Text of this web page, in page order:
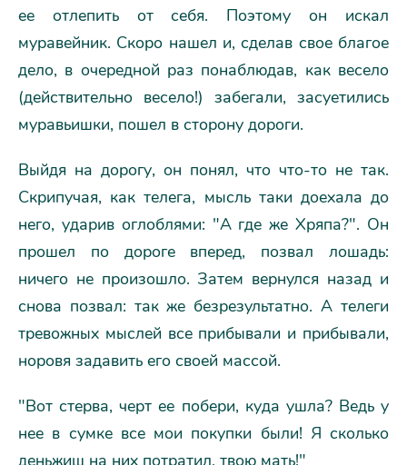
ее отлепить от себя. Поэтому он искал
муравейник. Скоро нашел и, сделав свое благое
дело, в очередной раз понаблюдав, как весело
(действительно весело!) забегали, засуетились
муравьишки, пошел в сторону дороги.
Выйдя на дорогу, он понял, что что-то не так.
Скрипучая, как телега, мысль таки доехала до
него, ударив оглоблями: "А где же Хряпа?". Он
прошел по дороге вперед, позвал лошадь:
ничего не произошло. Затем вернулся назад и
снова позвал: так же безрезультатно. А телеги
тревожных мыслей все прибывали и прибывали,
норовя задавить его своей массой.
"Вот стерва, черт ее побери, куда ушла? Ведь у
нее в сумке все мои покупки были! Я сколько
деньжищ на них потратил, твою мать!"